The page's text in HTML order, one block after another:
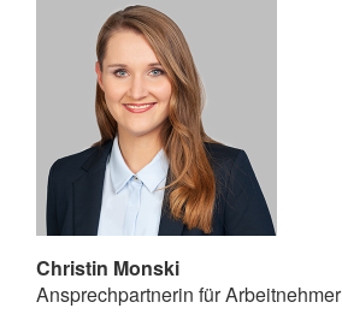
Christin Monski
Ansprechpartnerin für Arbeitnehmer